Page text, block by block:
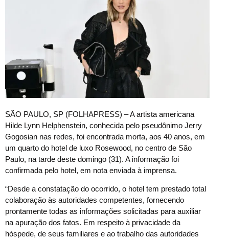
SÃO PAULO, SP (FOLHAPRESS) – A artista americana
Hilde Lynn Helphenstein, conhecida pelo pseudônimo Jerry
Gogosian nas redes, foi encontrada morta, aos 40 anos, em
um quarto do hotel de luxo Rosewood, no centro de São
Paulo, na tarde deste domingo (31). A informação foi
confirmada pelo hotel, em nota enviada à imprensa.
“Desde a constatação do ocorrido, o hotel tem prestado total
colaboração às autoridades competentes, fornecendo
prontamente todas as informações solicitadas para auxiliar
na apuração dos fatos. Em respeito à privacidade da
hóspede, de seus familiares e ao trabalho das autoridades